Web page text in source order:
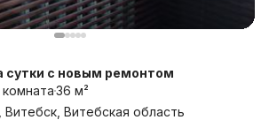
сутки с новым ремонтом
комната36 м²
Витебск, Витебская область